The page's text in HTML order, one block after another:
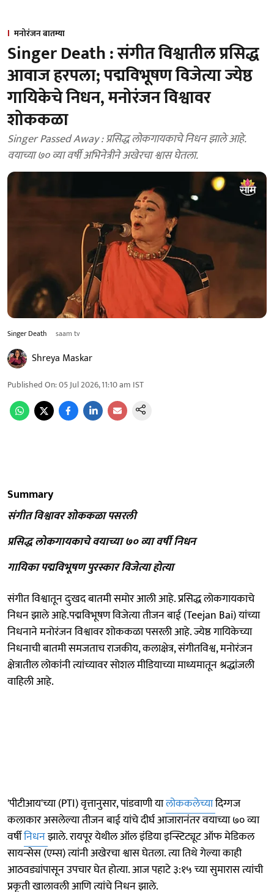
मनोरंजन बातम्या
Singer Death : संगीत विश्वातील प्रसिद्ध
आवाज हरपला; पद्मविभूषण विजेत्या ज्येष्ठ
गायिकेचे निधन, मनोरंजन विश्वावर
शोककळा
Singer Passed Away : प्रसिद्ध लोकगायकाचे निधन झाले आहे.
वयाच्या ७० व्या वर्षी अभिनेत्रीने अखेरचा श्वास घेतला.
Singer Death saam tv
Shreya Maskar
Published On:05 Jul 2026, 11:10 am IST
Summary
संगीत विश्वावर शोककळा पसरली
प्रसिद्ध लोकगायकाचे वयाच्या ७० व्या वर्षी निधन
गायिका पद्मविभूषण पुरस्कार विजेत्या होत्या
संगीत विश्वातून दुःखद बातमी समोर आली आहे. प्रसिद्ध लोकगायकाचे
निधन झाले आहे.पद्मविभूषण विजेत्या तीजन बाई (Teejan Bai) यांच्या
निधनाने मनोरंजन विश्वावर शोककळा पसरली आहे. ज्येष्ठ गायिकेच्या
निधनाची बातमी समजताच राजकीय, कलाक्षेत्र, संगीतविश्व, मनोरंजन
क्षेत्रातील लोकांनी त्यांच्यावर सोशल मीडियाच्या माध्यमातून श्रद्धांजली
वाहिली आहे.
'पीटीआय'च्या (PTI) वृत्तानुसार, पांडवाणी यालोककलेच्यादिग्गज
कलाकार असलेल्या तीजन बाई यांचे दीर्घ आजारानंतर वयाच्या ७० व्या
वर्षीनिधनझाले. रायपूर येथील ऑल इंडिया इन्स्टिट्यूट ऑफ मेडिकल
सायन्सेस (एम्स) त्यांनी अखेरचा श्वास घेतला. त्या तिथे गेल्या काही
आठवड्यांपासून उपचार घेत होत्या. आज पहाटे ३:१५ च्या सुमारास त्यांची
प्रकृती खालावली आणि त्यांचे निधन झाले.